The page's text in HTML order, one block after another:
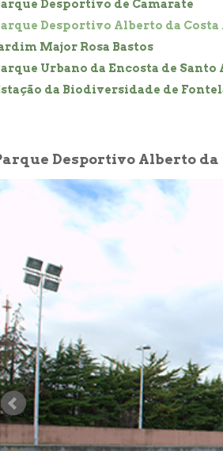
Desportivo de Camarate
Desportivo Alberto da Costa
Major Rosa Bastos
Urbano da Encosta de
da Biodiversidade de
Desportivo Alberto da